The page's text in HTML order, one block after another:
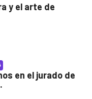
y el arte de
en el jurado de